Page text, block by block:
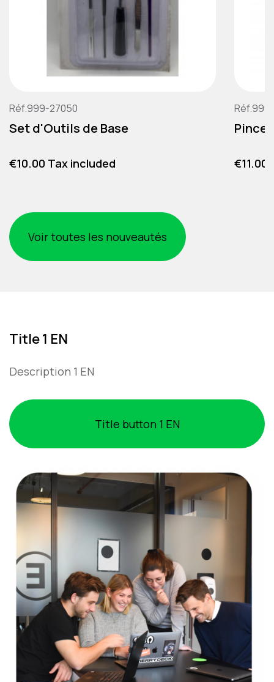
Réf.999-27050
Set d'Outils de Base
Price
€10.00 Tax included
Pince
Price
€11.00
Voir toutes les nouveautés
Title 1 EN
Description 1 EN
Title button 1 EN